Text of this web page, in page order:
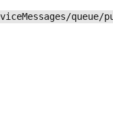
queue/